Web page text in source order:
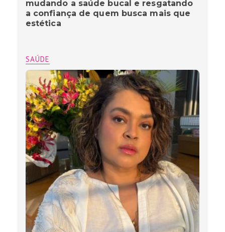
mudando a saúde bucal e resgatando
a confiança de quem busca mais que
estética
SAÚDE